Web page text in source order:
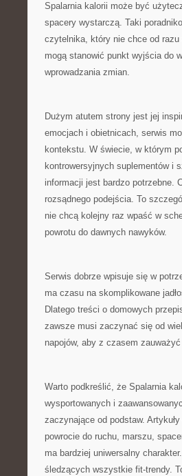
Spalarnia kalorii może być
spacery wystarczą. Taki
czytelnika, który nie chce od razu
mogą stanowić punkt wyjścia do
wprowadzania zmian.
Dużym atutem strony jest jej
emocjach i obietnicach, serwis
kontekstu. W świecie, w którym
kontrowersyjnych suplementów i
informacji jest bardzo potrzebne.
rozsądnego podejścia. To
nie chcą kolejny raz wpaść w
powrotu do dawnych nawyków.
Serwis dobrze wpisuje się w
ma czasu na skomplikowane
Dlatego treści o domowych
zawsze musi zaczynać się od
napojów, aby z czasem
Warto podkreślić, że Spalarnia
wysportowanych i
zaczynające od podstaw.
powrocie do ruchu, marszu,
ma bardziej uniwersalny
śledzących wszystkie fit-trendy.